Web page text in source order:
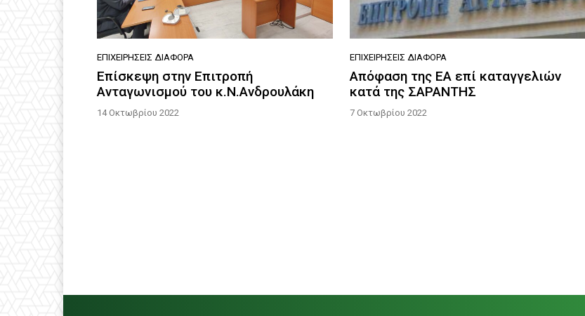
ΕΠΙΧΕΙΡΉΣΕΙΣ ΔΙΆΦΟΡΑ
Επίσκεψη στην Επιτροπή
Ανταγωνισμού του κ.Ν.Ανδρουλάκη
14 Οκτωβρίου 2022
ΕΠΙΧΕΙΡΉΣΕΙΣ ΔΙΆΦΟΡΑ
Απόφαση της ΕΑ επί καταγγελιών
κατά της ΣΑΡΑΝΤΗΣ
7 Οκτωβρίου 2022